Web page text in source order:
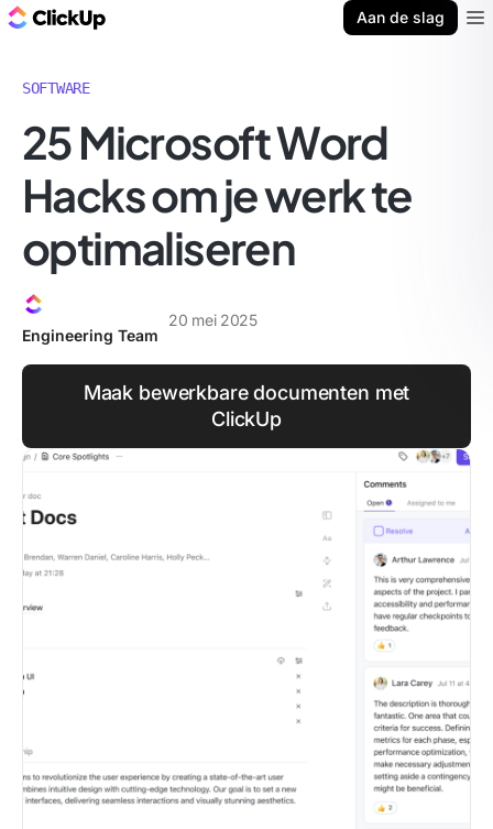
Aan de slag
SOFTWARE
25 Microsoft Word
Hacks om je werk te
optimaliseren
Engineering Team
20 mei 2025
Maak bewerkbare documenten met
ClickUp